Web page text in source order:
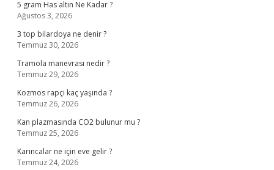
5 gram Has altın Ne Kadar ?
Ağustos 3, 2026
3 top bilardoya ne denir ?
Temmuz 30, 2026
Tramola manevrası nedir ?
Temmuz 29, 2026
Kozmos rapçi kaç yaşında ?
Temmuz 26, 2026
Kan plazmasında CO2 bulunur mu ?
Temmuz 25, 2026
Karıncalar ne için eve gelir ?
Temmuz 24, 2026